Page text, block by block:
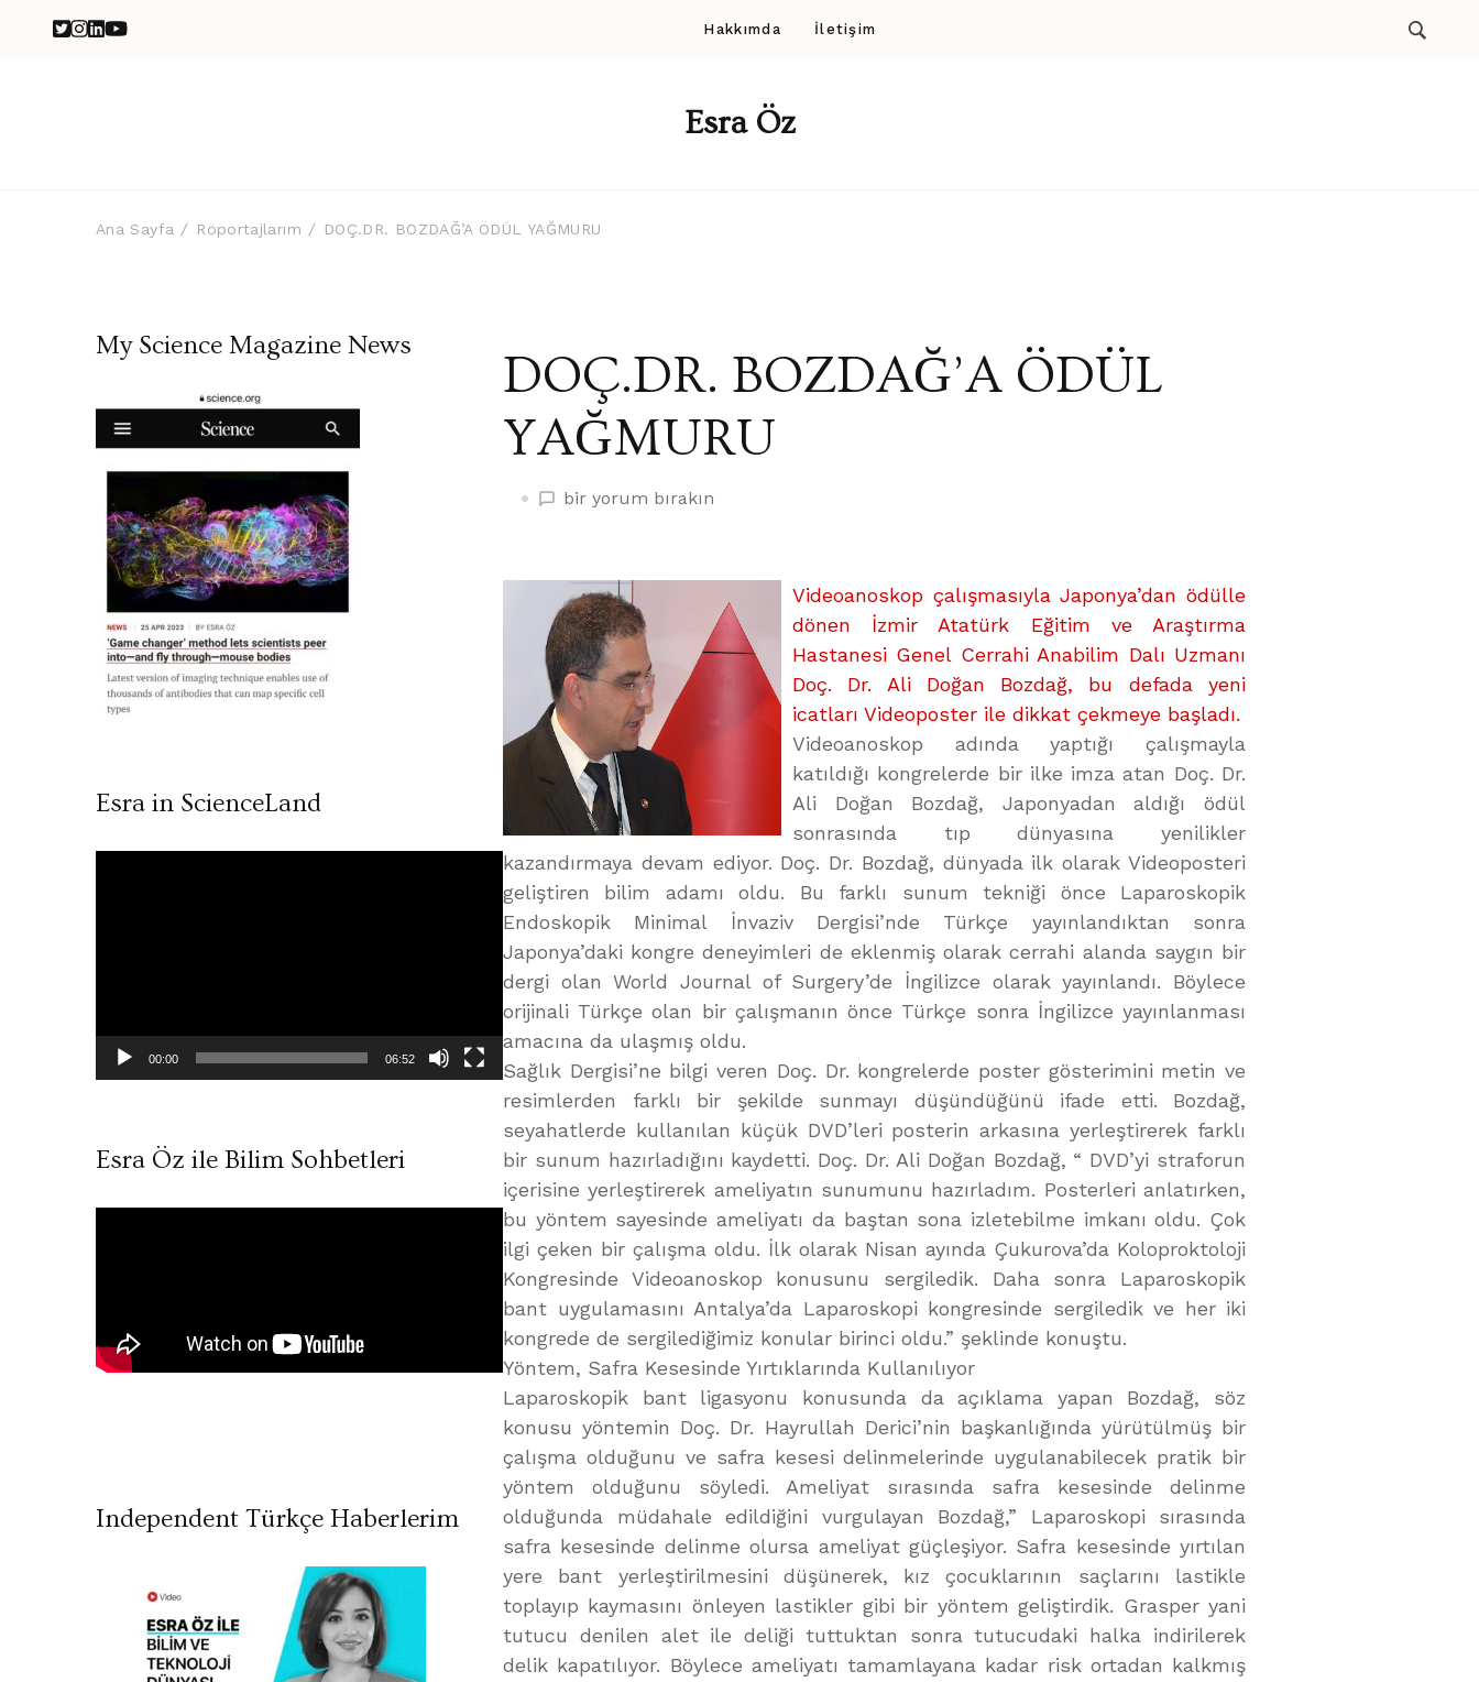
Hakkımda İletişim
Esra Öz
Ana Sayfa Röportajlarım DOÇ.DR. BOZDAĞ’A ÖDÜL YAĞMURU
DOÇ.DR. BOZDAĞ’A ÖDÜL
YAĞMURU
DOÇ.DR.
YAĞMURU
üzerine
bir yorum bırakın
Videoanoskop çalışmasıyla Japonya’dan ödülle
dönen İzmir Atatürk Eğitim ve Araştırma
Hastanesi Genel Cerrahi Anabilim Dalı Uzmanı
Doç. Dr. Ali Doğan Bozdağ, bu defada yeni
icatları Videoposter ile dikkat çekmeye başladı.
Videoanoskop adında yaptığı çalışmayla
katıldığı kongrelerde bir ilke imza atan Doç. Dr.
Ali Doğan Bozdağ, Japonyadan aldığı ödül
sonrasında tıp dünyasına yenilikler
kazandırmaya devam ediyor. Doç. Dr. Bozdağ, dünyada ilk olarak Videoposteri
geliştiren bilim adamı oldu. Bu farklı sunum tekniği önce Laparoskopik
Endoskopik Minimal İnvaziv Dergisi’nde Türkçe yayınlandıktan sonra
Japonya’daki kongre deneyimleri de eklenmiş olarak cerrahi alanda saygın bir
dergi olan World Journal of Surgery’de İngilizce olarak yayınlandı. Böylece
orijinali Türkçe olan bir çalışmanın önce Türkçe sonra İngilizce yayınlanması
amacına da ulaşmış oldu.
Sağlık Dergisi’ne bilgi veren Doç. Dr. kongrelerde poster gösterimini metin ve
resimlerden farklı bir şekilde sunmayı düşündüğünü ifade etti. Bozdağ,
seyahatlerde kullanılan küçük DVD’leri posterin arkasına yerleştirerek farklı
bir sunum hazırladığını kaydetti. Doç. Dr. Ali Doğan Bozdağ, “ DVD’yi straforun
içerisine yerleştirerek ameliyatın sunumunu hazırladım. Posterleri anlatırken,
bu yöntem sayesinde ameliyatı da baştan sona izletebilme imkanı oldu. Çok
ilgi çeken bir çalışma oldu. İlk olarak Nisan ayında Çukurova’da Koloproktoloji
Kongresinde Videoanoskop konusunu sergiledik. Daha sonra Laparoskopik
bant uygulamasını Antalya’da Laparoskopi kongresinde sergiledik ve her iki
kongrede de sergilediğimiz konular birinci oldu.” şeklinde konuştu.
Yöntem, Safra Kesesinde Yırtıklarında Kullanılıyor
Laparoskopik bant ligasyonu konusunda da açıklama yapan Bozdağ, söz
konusu yöntemin Doç. Dr. Hayrullah Derici’nin başkanlığında yürütülmüş bir
çalışma olduğunu ve safra kesesi delinmelerinde uygulanabilecek pratik bir
yöntem olduğunu söyledi. Ameliyat sırasında safra kesesinde delinme
olduğunda müdahale edildiğini vurgulayan Bozdağ,” Laparoskopi sırasında
safra kesesinde delinme olursa ameliyat güçleşiyor. Safra kesesinde yırtılan
yere bant yerleştirilmesini düşünerek, kız çocuklarının saçlarını lastikle
toplayıp kaymasını önleyen lastikler gibi bir yöntem geliştirdik. Grasper yani
tutucu denilen alet ile deliği tuttuktan sonra tutucudaki halka indirilerek
delik kapatılıyor. Böylece ameliyatı tamamlayana kadar risk ortadan kalkmış
My Science Magazine News
Esra in ScienceLand
00:00 06:52
Esra Öz ile Bilim Sohbetleri
Independent Türkçe Haberlerim